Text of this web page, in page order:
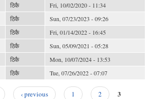
ठिकै
Fri, 10/02/2020 - 11:34
ठिकै
Sun, 07/23/2023 - 09:26
ठिकै
Fri, 01/14/2022 - 16:45
ठिकै
Sun, 05/09/2021 - 05:28
ठिकै
Mon, 10/07/2024 - 13:53
ठिकै Tue, 07/26/2022 - 07:07
‹ previous 1 2 3